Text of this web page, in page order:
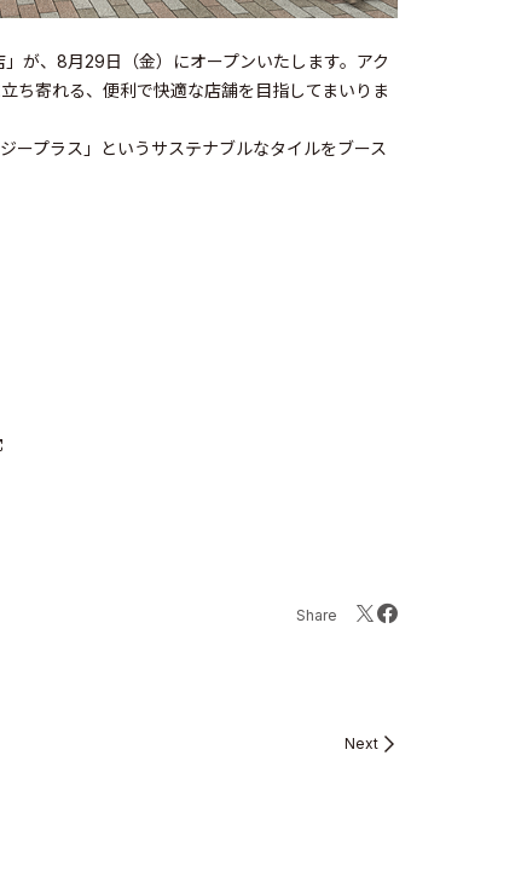
が、8月29日（金）にオープンいたします。アク
ち寄れる、便利で快適な店舗を目指してまいりま
ープラス」というサステナブルなタイルをブース
Share
Next